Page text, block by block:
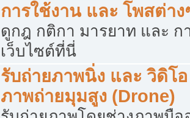
การใช้งาน และ โพสต่าง
ดูกฎ กติกา มารยาท และ ก
เว็บไซต์ที่นี่
รับถ่ายภาพนิ่ง และ วิดิโ
ภาพถ่ายมุมสูง (Drone)